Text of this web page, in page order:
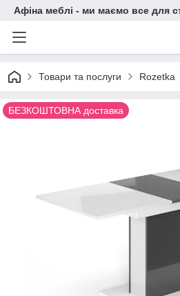
Афіна меблі - ми маємо все для
Товари та послуги Rozetka
БЕЗКОШТОВНА доставка